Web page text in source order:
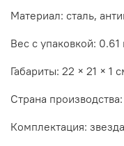
Материал: сталь,
Вес с упаковкой: 0.61
Габариты: 22 × 21 × 1
Страна
Комплектация: